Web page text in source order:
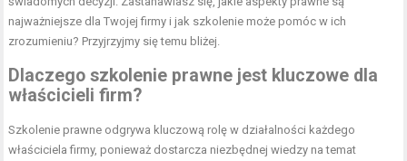
najważniejsze dla Twojej firmy i jak szkolenie może pomóc w ich
zrozumieniu? Przyjrzyjmy się temu bliżej.
Dlaczego szkolenie prawne jest kluczowe dla
właścicieli firm?
Szkolenie prawne odgrywa kluczową rolę w działalności każdego
właściciela firmy, ponieważ dostarcza niezbędnej wiedzy na temat